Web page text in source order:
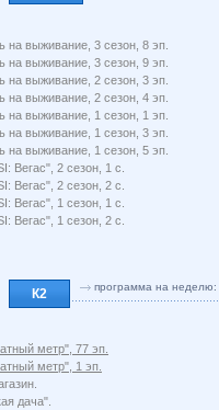
на выживание, 3 сезон, 8 эп.
на выживание, 3 сезон, 9 эп.
на выживание, 2 сезон, 3 эп.
на выживание, 2 сезон, 4 эп.
на выживание, 1 сезон, 1 эп.
на выживание, 1 сезон, 3 эп.
на выживание, 1 сезон, 5 эп.
Вегас", 2 сезон, 1 с.
Вегас", 2 сезон, 2 с.
Вегас", 1 сезон, 1 с.
Вегас", 1 сезон, 2 с.
К2 программа на неделю:
метр", 77 эп.
метр", 1 эп.
дача".